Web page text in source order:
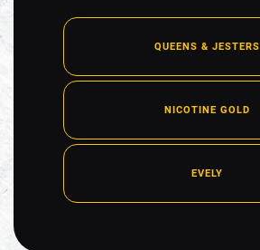
QUEENS & JESTERS
NICOTINE GOLD
EVELY